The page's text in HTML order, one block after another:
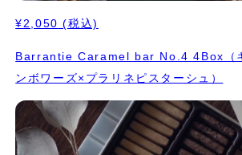
¥2,050 (税込)
Barrantie Caramel bar No.4 4Box（
ンボワーズ×プラリネピスターシュ）